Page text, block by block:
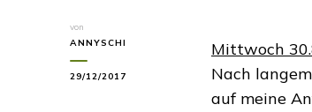
von
ANNYSCHI
29/12/2017
Mittwoch
Nach
auf meine